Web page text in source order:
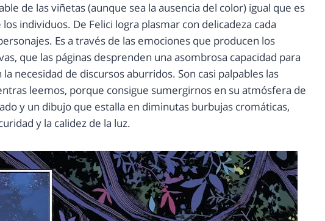
de las viñetas (aunque sea la ausencia del color) igual que es
individuos. De Felici logra plasmar con delicadeza cada
Es a través de las emociones que producen los
que las páginas desprenden una asombrosa capacidad para
necesidad de discursos aburridos. Son casi palpables las
leemos, porque consigue sumergirnos en su atmósfera de
y un dibujo que estalla en diminutas burbujas cromáticas,
y la calidez de la luz.